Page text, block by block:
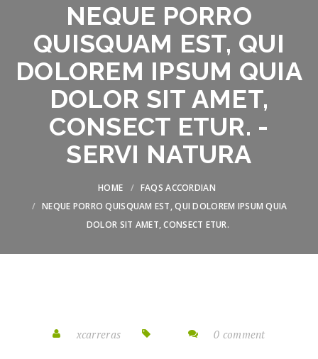
NEQUE PORRO
QUISQUAM EST, QUI
DOLOREM IPSUM QUIA
DOLOR SIT AMET,
CONSECT ETUR. -
SERVI NATURA
HOME
FAQS ACCORDIAN
NEQUE PORRO QUISQUAM EST, QUI DOLOREM IPSUM QUIA
DOLOR SIT AMET, CONSECT ETUR.
xcarreras 0 comment